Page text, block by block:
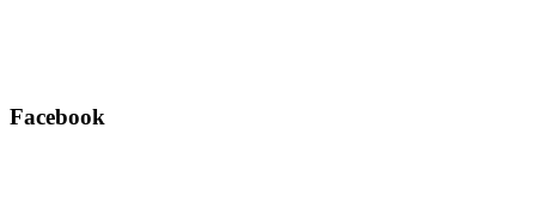
Facebook